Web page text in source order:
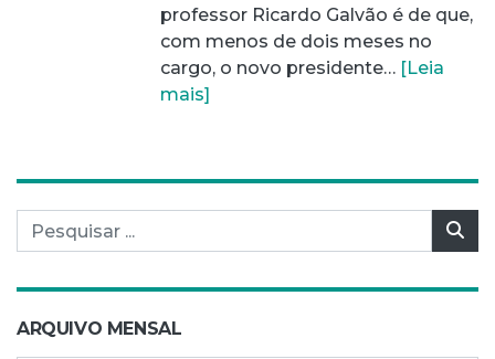
professor Ricardo Galvão é de que,
com menos de dois meses no
cargo, o novo presidente… [Leia
mais]
Pesquisar por:
ARQUIVO MENSAL